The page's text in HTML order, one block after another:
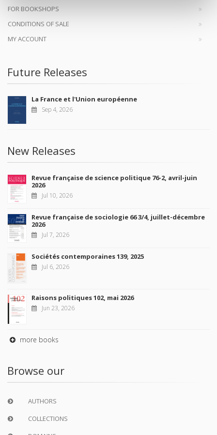
FOR BOOKSHOPS
CONDITIONS OF SALE
MY ACCOUNT
Future Releases
La France et l'Union européenne
Sep 4, 2026
New Releases
Revue française de science politique 76-2, avril-juin
2026
Jul 10, 2026
Revue française de sociologie 66 3/4, juillet-décembre
2026
Jul 7, 2026
Sociétés contemporaines 139, 2025
Jul 6, 2026
Raisons politiques 102, mai 2026
Jun 23, 2026
more books
Browse our
AUTHORS
COLLECTIONS